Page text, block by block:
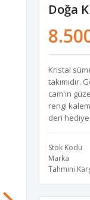
Doğa
Kristal
takımıdır.
cam'ın
rengi
deri
Stok Kodu
Marka
Tahmini